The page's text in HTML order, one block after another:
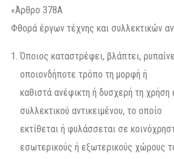
«Άρθρο 378Α
Φθορά έργων τέχνης και συλλεκτικών
Όποιος καταστρέφει, βλάπτει,
οποιονδήποτε τρόπο τη μορφή ή
καθιστά ανέφικτη ή δυσχερή τη χρήση
συλλεκτικού αντικειμένου, το οποίο
εκτίθεται ή φυλάσσεται σε
εσωτερικούς ή εξωτερικούς χώρους